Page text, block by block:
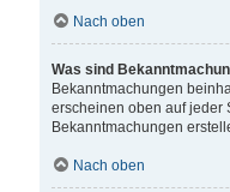
Nach oben
Was sind
Bekanntmachungen
erscheinen oben auf jeder
Bekanntmachungen
Nach oben